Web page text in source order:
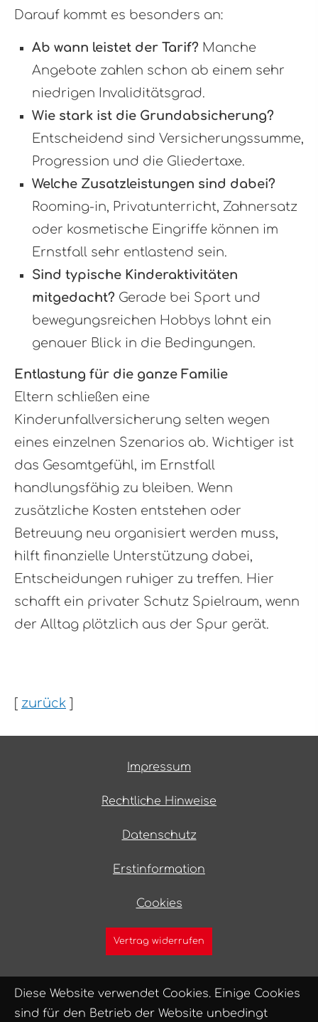
Darauf kommt es besonders an:
Ab wann leistet der Tarif? Manche
Angebote zahlen schon ab einem sehr
niedrigen Invaliditätsgrad.
Wie stark ist die Grundabsicherung?
Entscheidend sind Versicherungssumme,
Progression und die Gliedertaxe.
Welche Zusatzleistungen sind dabei?
Rooming-in, Privatunterricht, Zahnersatz
oder kosmetische Eingriffe können im
Ernstfall sehr entlastend sein.
Sind typische Kinderaktivitäten
mitgedacht? Gerade bei Sport und
bewegungsreichen Hobbys lohnt ein
genauer Blick in die Bedingungen.
Entlastung für die ganze Familie
Eltern schließen eine
Kinderunfallversicherung selten wegen
eines einzelnen Szenarios ab. Wichtiger ist
das Gesamtgefühl, im Ernstfall
handlungsfähig zu bleiben. Wenn
zusätzliche Kosten entstehen oder
Betreuung neu organisiert werden muss,
hilft finanzielle Unterstützung dabei,
Entscheidungen ruhiger zu treffen. Hier
schafft ein privater Schutz Spielraum, wenn
der Alltag plötzlich aus der Spur gerät.
[ zurück ]
Impressum
Rechtliche Hinweise
Datenschutz
Erstinformation
Cookies
Vertrag widerrufen
Diese Website verwendet Cookies. Einige Cookies
sind für den Betrieb der Website unbedingt